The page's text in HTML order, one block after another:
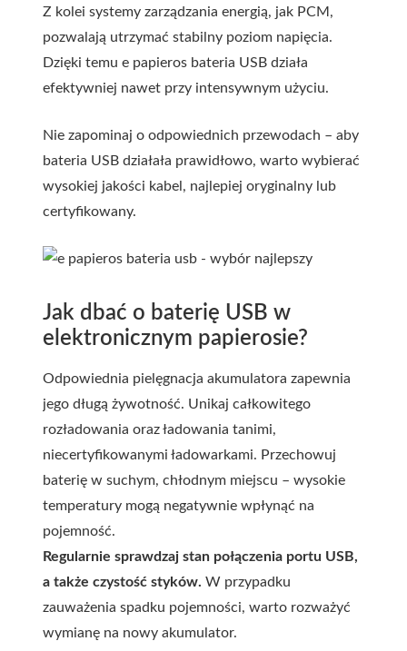
Z kolei systemy zarządzania energią, jak PCM,
pozwalają utrzymać stabilny poziom napięcia.
Dzięki temu e papieros bateria USB działa
efektywniej nawet przy intensywnym użyciu.
Nie zapominaj o odpowiednich przewodach – aby
bateria USB działała prawidłowo, warto wybierać
wysokiej jakości kabel, najlepiej oryginalny lub
certyfikowany.
Jak dbać o baterię USB w
elektronicznym papierosie?
Odpowiednia pielęgnacja akumulatora zapewnia
jego długą żywotność. Unikaj całkowitego
rozładowania oraz ładowania tanimi,
niecertyfikowanymi ładowarkami. Przechowuj
baterię w suchym, chłodnym miejscu – wysokie
temperatury mogą negatywnie wpłynąć na
pojemność.
Regularnie sprawdzaj stan połączenia portu USB,
a także czystość styków. W przypadku
zauważenia spadku pojemności, warto rozważyć
wymianę na nowy akumulator.